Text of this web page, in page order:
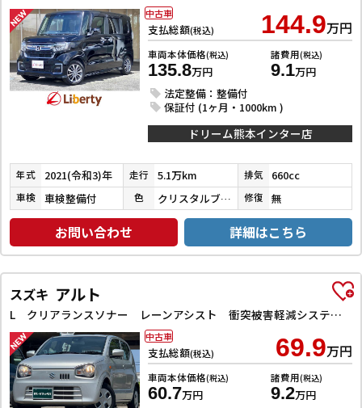
支払総額(税込) 144.9万円
車両本体価格(税込)
135.8万円
諸費用(税込)
9.1万円
法定整備：整備付
保証付 (1ヶ月・1000km )
中古車
ドリーム熊本インター店
年式 2021(令和3)年 走行 5.1万km 排気 660cc
車検 車検整備付 色 クリスタルブラックパール 修復 無
お問い合わせ 詳細はこちら
スズキ アルト
L クリアランスソナー レーンアシスト 衝突被害軽減システム オートライト キーレスエントリー アイドリングストップ 電動格納ミラー シートヒーター CVT 盗難防止システム ABS ESC CD
支払総額(税込) 69.9万円
車両本体価格(税込)
60.7万円
諸費用(税込)
9.2万円
中古車